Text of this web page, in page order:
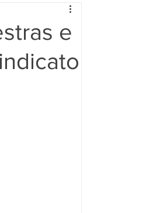
e